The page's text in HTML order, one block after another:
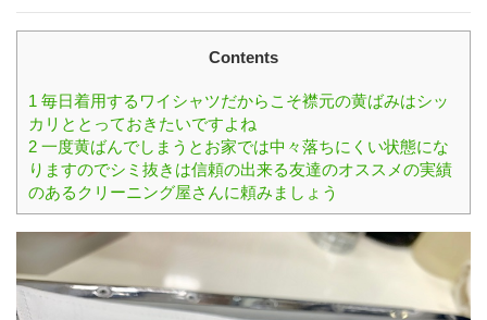
Contents
1 毎日着用するワイシャツだからこそ襟元の黄ばみはシッ
カリととっておきたいですよね
2 一度黄ばんでしまうとお家では中々落ちにくい状態にな
りますのでシミ抜きは信頼の出来る友達のオススメの実績
のあるクリーニング屋さんに頼みましょう